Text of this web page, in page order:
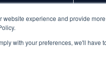
experience and provide
with your preferences, we'll have